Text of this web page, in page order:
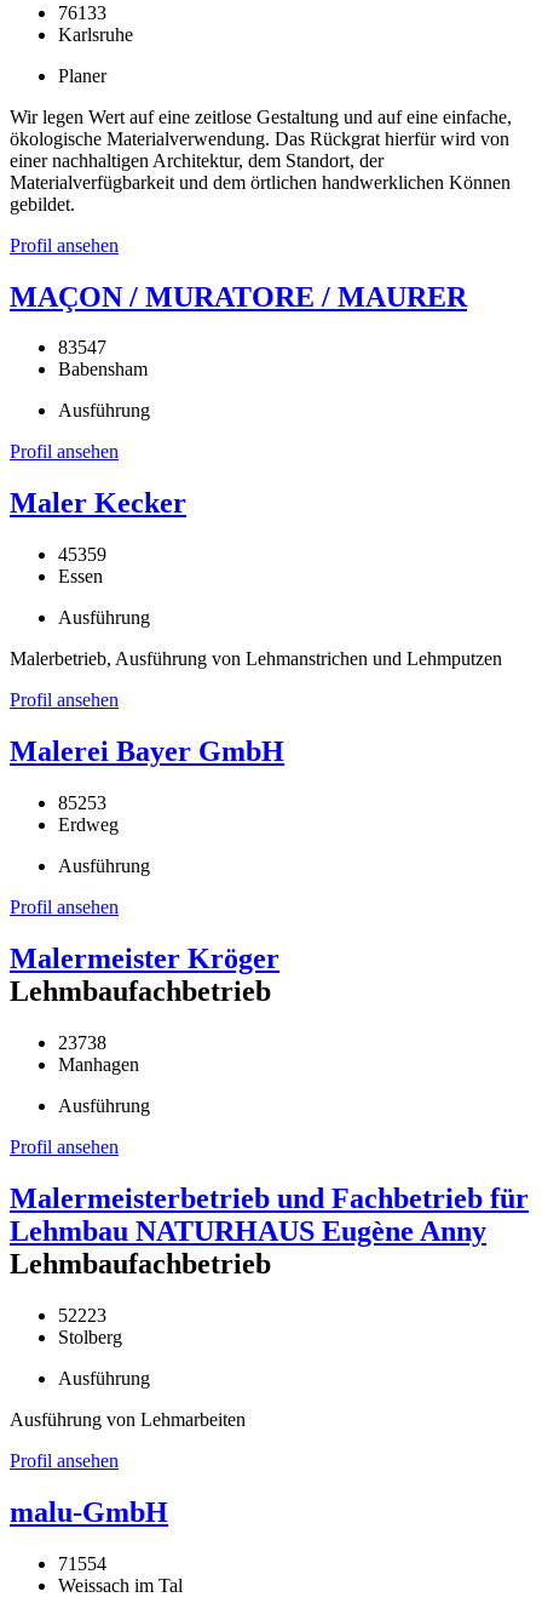
76133
Karlsruhe
Planer
Wir legen Wert auf eine zeitlose Gestaltung und auf eine einfache,
ökologische Materialverwendung. Das Rückgrat hierfür wird von
einer nachhaltigen Architektur, dem Standort, der
Materialverfügbarkeit und dem örtlichen handwerklichen Können
gebildet.
Profil ansehen
MAÇON / MURATORE / MAURER
83547
Babensham
Ausführung
Profil ansehen
Maler Kecker
45359
Essen
Ausführung
Malerbetrieb, Ausführung von Lehmanstrichen und Lehmputzen
Profil ansehen
Malerei Bayer GmbH
85253
Erdweg
Ausführung
Profil ansehen
Malermeister Kröger
Lehmbaufachbetrieb
23738
Manhagen
Ausführung
Profil ansehen
Malermeisterbetrieb und Fachbetrieb für
Lehmbau NATURHAUS Eugène Anny
Lehmbaufachbetrieb
52223
Stolberg
Ausführung
Ausführung von Lehmarbeiten
Profil ansehen
malu-GmbH
71554
Weissach im Tal